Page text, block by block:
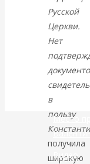
сфере
уже
Русской
Церкви.
Нет
в
пользу
получила
широкую
Место
Видео